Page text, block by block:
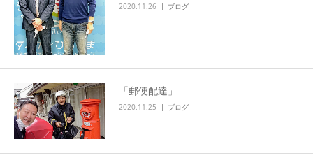
2020.11.26 ブログ
「郵便配達」
2020.11.25 ブログ